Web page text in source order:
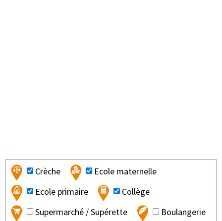
Crèche
Ecole maternelle
Ecole primaire
Collège
Supermarché / Supérette
Boulangerie